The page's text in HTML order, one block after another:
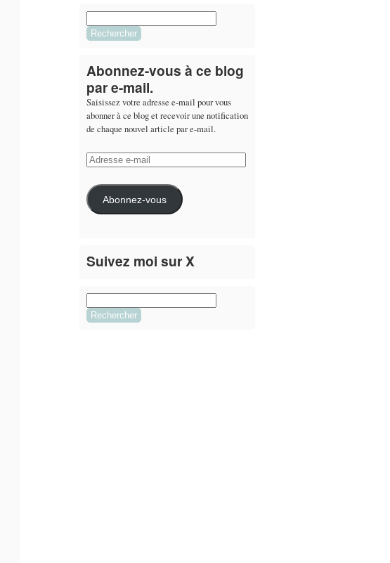
Abonnez-vous à ce blog
par e-mail.
Saisissez votre adresse e-mail pour vous
abonner à ce blog et recevoir une notification
de chaque nouvel article par e-mail.
Adresse
e-
mail
Abonnez-vous
Suivez moi sur X